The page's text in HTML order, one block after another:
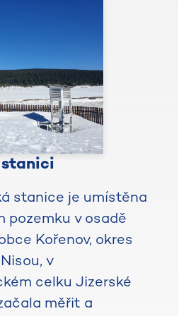
stanice je umístěna
pozemku v osadě
Kořenov, okres
v
celku Jizerské
měřit a